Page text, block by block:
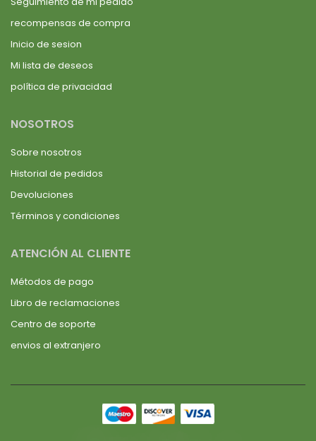
recompensas de compra
Inicio de sesion
Mi lista de deseos
política de privacidad
NOSOTROS
Sobre nosotros
Historial de pedidos
Devoluciones
Términos y condiciones
ATENCIÓN AL CLIENTE
Métodos de pago
Libro de reclamaciones
Centro de soporte
envios al extranjero